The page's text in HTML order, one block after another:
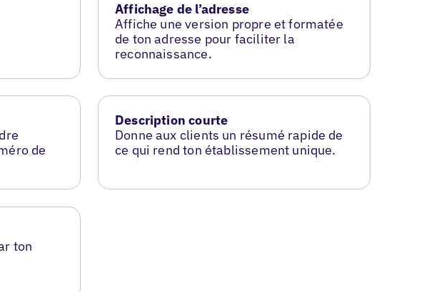
Affichage de l’adresse
Affiche une version propre et formatée
de ton adresse pour faciliter la
reconnaissance.
de
Description courte
Donne aux clients un résumé rapide de
ce qui rend ton établissement unique.
ton